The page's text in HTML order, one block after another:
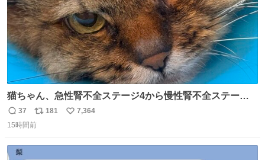
猫ちゃん、急性腎不全ステージ4から慢性腎不全ステージ2
になりました😭点滴も週一で大丈夫になった… このままだ
と2、3日持たないって言われたのが嘘みたい…本当に嬉し
道泣きながら歩いてたら向こうから来た人にすごい顔され
返
信
37
リ
ポ
181
い
7,364
15時間前